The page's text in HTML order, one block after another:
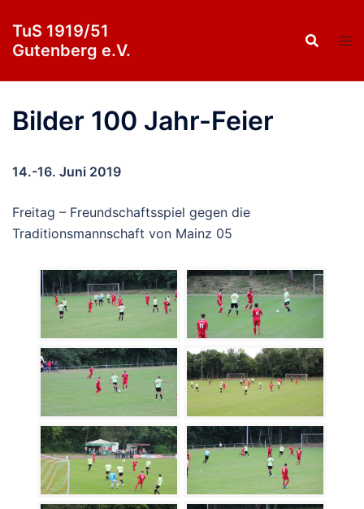
Inhalt
springen
TuS 1919/51
Gutenberg e.V.
Bilder 100 Jahr-Feier
14.-16. Juni 2019
Freitag – Freundschaftsspiel gegen die
Traditionsmannschaft von Mainz 05